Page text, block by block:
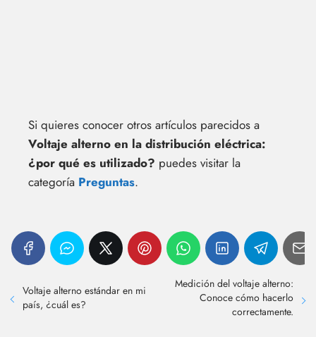
Si quieres conocer otros artículos parecidos a
Voltaje alterno en la distribución eléctrica:
¿por qué es utilizado? puedes visitar la
categoría Preguntas.
Voltaje alterno estándar en mi
país, ¿cuál es?
Medición del voltaje alterno:
Conoce cómo hacerlo
correctamente.